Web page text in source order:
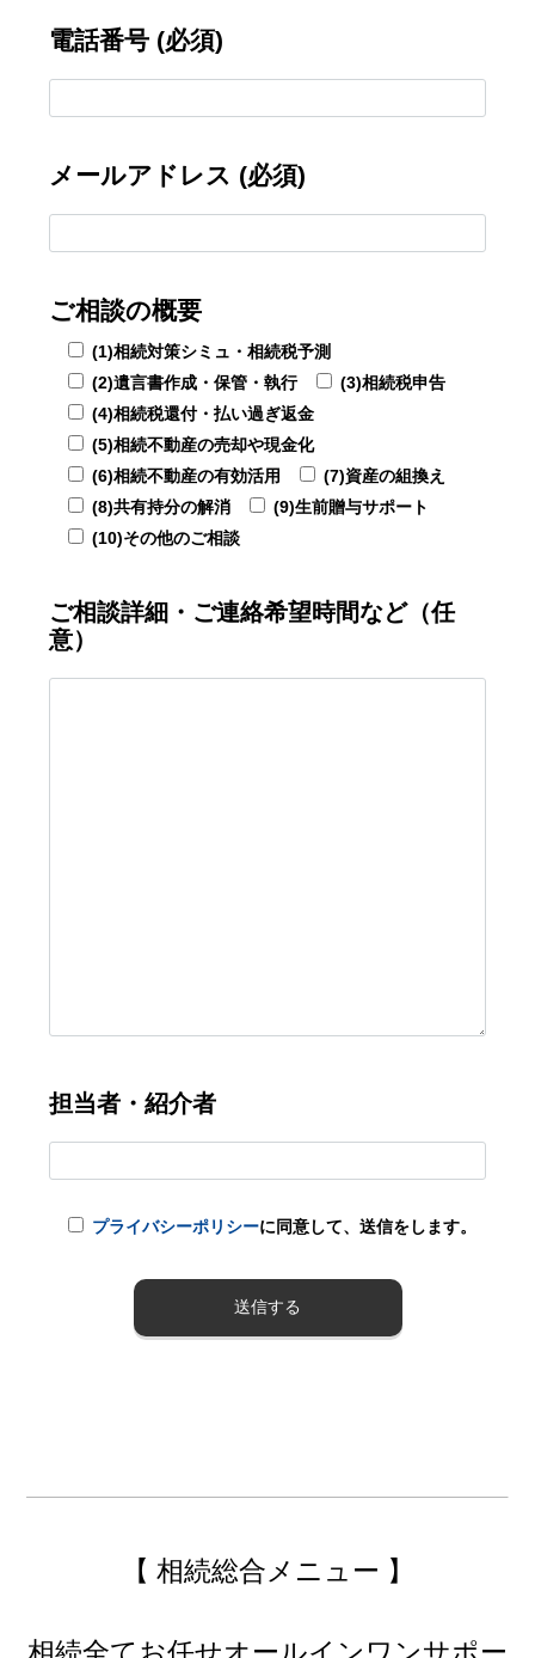
電話番号 (必須)
メールアドレス (必須)
ご相談の概要
(1)相続対策シミュ・相続税予測
(2)遺言書作成・保管・執行
(3)相続税申告
(4)相続税還付・払い過ぎ返金
(5)相続不動産の売却や現金化
(6)相続不動産の有効活用
(7)資産の組換え
(8)共有持分の解消
(9)生前贈与サポート
(10)その他のご相談
ご相談詳細・ご連絡希望時間など（任
意）
担当者・紹介者
プライバシーポリシーに同意して、送信をします。
【 相続総合メニュー 】
相続全てお任せオールインワンサポー